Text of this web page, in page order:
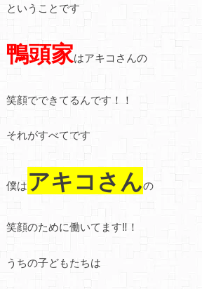
ということです
鴨頭家はアキコさんの
笑顔でできてるんです！！
それがすべてです
僕は アキコさんの
笑顔のために働いてます‼！
うちの子どもたちは